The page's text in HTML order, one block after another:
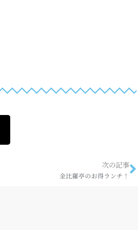
次の記事
金比羅亭のお得ランチ！